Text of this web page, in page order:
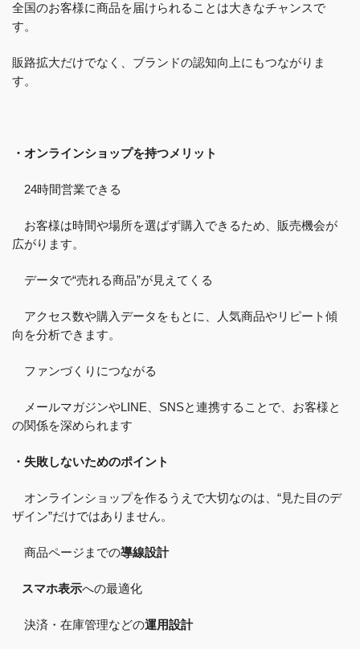
全国のお客様に商品を届けられることは大きなチャンスで
す。
販路拡大だけでなく、ブランドの認知向上にもつながりま
す。
・オンラインショップを持つメリット
24時間営業できる
お客様は時間や場所を選ばず購入できるため、販売機会が
広がります。
データで“売れる商品”が見えてくる
アクセス数や購入データをもとに、人気商品やリピート傾
向を分析できます。
ファンづくりにつながる
メールマガジンやLINE、SNSと連携することで、お客様と
の関係を深められます
・失敗しないためのポイント
オンラインショップを作るうえで大切なのは、“見た目のデ
ザイン”だけではありません。
商品ページまでの導線設計
スマホ表示への最適化
決済・在庫管理などの運用設計